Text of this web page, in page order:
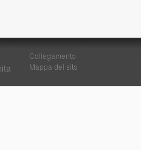
Collegamento
Mappa del sito